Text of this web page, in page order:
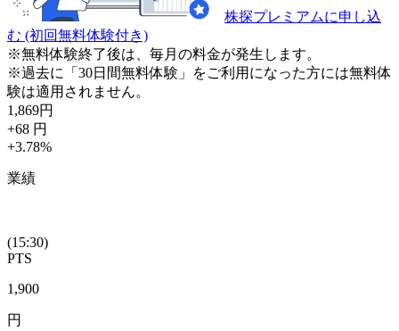
株探プレミアムに申し込
む (初回無料体験付き)
※無料体験終了後は、毎月の料金が発生します。
※過去に「30日間無料体験」をご利用になった方には無料体
験は適用されません。
1,869円
+68 円
+3.78%
業績
(15:30)
PTS
1,900
円